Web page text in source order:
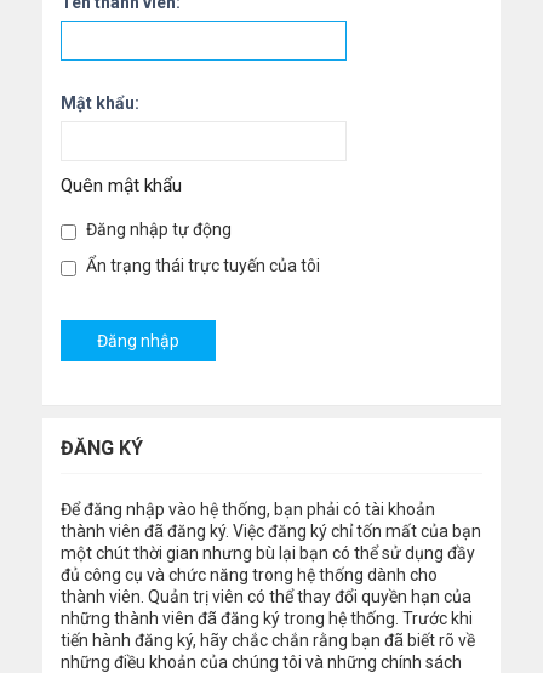
Mật khẩu:
Quên mật khẩu
Đăng nhập tự động
Ẩn trạng thái trực tuyến của tôi
ĐĂNG KÝ
Để đăng nhập vào hệ thống, bạn phải có tài khoản
thành viên đã đăng ký. Việc đăng ký chỉ tốn mất của bạn
một chút thời gian nhưng bù lại bạn có thể sử dụng đầy
đủ công cụ và chức năng trong hệ thống dành cho
thành viên. Quản trị viên có thể thay đổi quyền hạn của
những thành viên đã đăng ký trong hệ thống. Trước khi
tiến hành đăng ký, hãy chắc chắn rằng bạn đã biết rõ về
những điều khoản của chúng tôi và những chính sách